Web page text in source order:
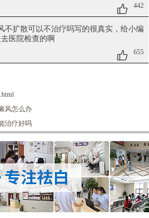
442
不扩散可以不治疗吗写的很真实，给小编
医院检查的啊
655
风怎么办
治疗好吗